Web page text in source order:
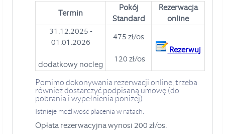
Termin
Pokój
Standard
Rezerwacja
online
31.12.2025 -
01.01.2026
dodatkowy nocleg
475 zł/os
120 zł/os
Rezerwuj
Pomimo dokonywania rezerwacji online, trzeba
również dostarczyć podpisaną umowę (do
pobrania i wypełnienia poniżej)
Istnieje możliwość płacenia w ratach.
Opłata rezerwacyjna wynosi 200 zł/os.